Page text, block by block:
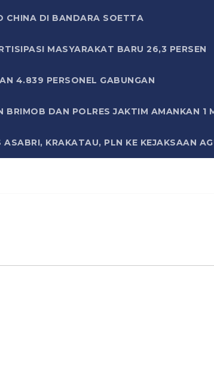
CHINA DI BANDARA SOETTA
MASYARAKAT BARU 26,3 PERSEN
4.839 PERSONEL GABUNGAN
BRIMOB DAN POLRES JAKTIM AMANKAN 1
KRAKATAU, PLN KE KEJAKSAAN